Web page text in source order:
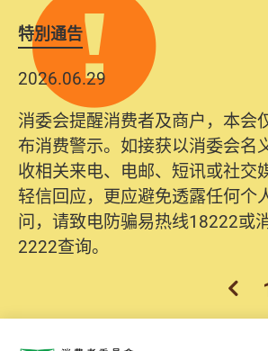
特別通告
2026.06.29
消委会提醒消费者及商户，本会
布消费警示。如接获以消委会名
收相关来电、电邮、短讯或社交
轻信回应，更应避免透露任何个
问，请致电防骗易热线18222或
2222查询。
上